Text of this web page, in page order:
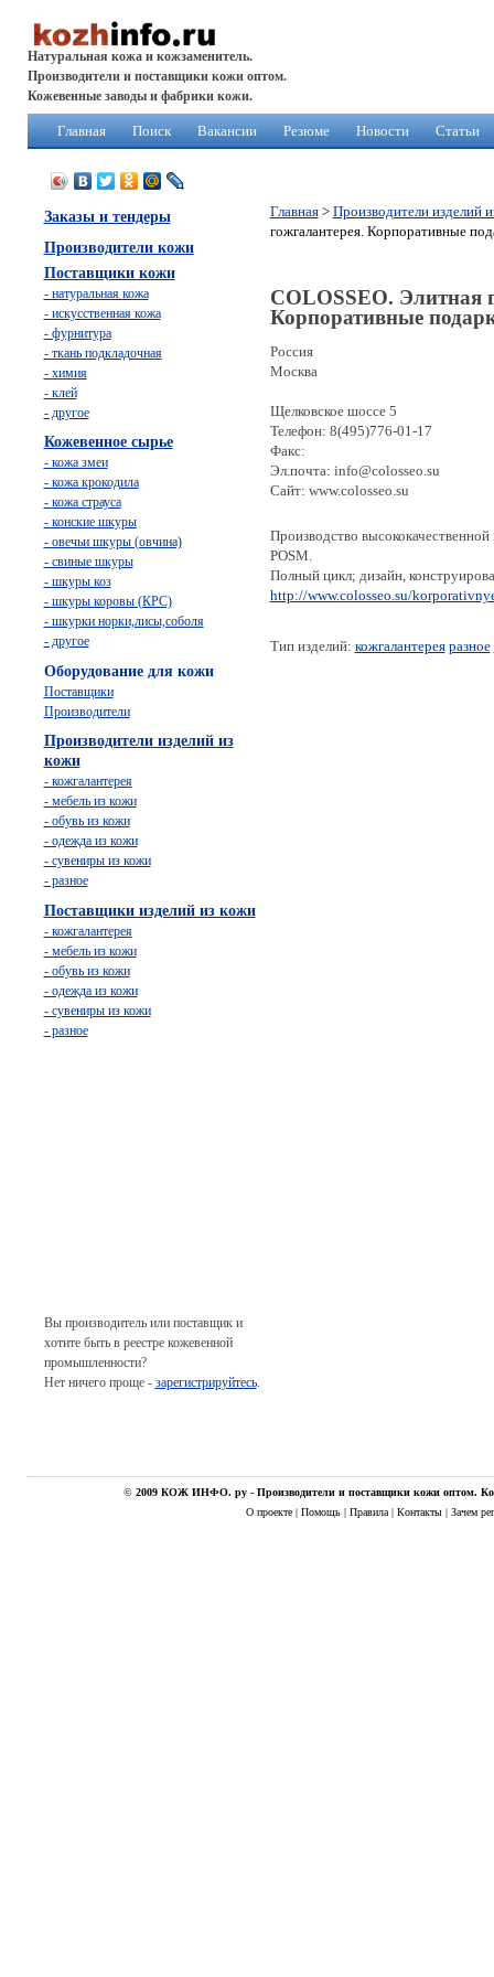
Натуральная кожа и кожзаменитель.
Производители и поставщики кожи оптом.
Кожевенные заводы и фабрики кожи.
Главная Поиск Вакансии Резюме Новости Статьи
Главная> Производители изделий
гожгалантерея. Корпоративные
COLOSSEO. Элитная
Корпоративные
Россия
Москва
Щелковское шоссе 5
Телефон: 8(495)776-01-17
Факс:
Эл.почта: info@colosseo.su
Сайт: www.colosseo.su
Производство
POSM.
Полный цикл; дизайн,
http://www.colosseo.su/
Тип изделий: кожгалантерея разное
Заказы и тендеры
Производители кожи
Поставщики кожи
- натуральная кожа
- искусственная кожа
- фурнитура
- ткань подкладочная
- химия
- клей
- другое
Кожевенное сырье
- кожа змеи
- кожа крокодила
- кожа страуса
- конские шкуры
- овечьи шкуры (овчина)
- свиные шкуры
- шкуры коз
- шкуры коровы (КРС)
- шкурки норки,лисы,соболя
- другое
Оборудование для кожи
Поставщики
Производители
Производители изделий из
кожи
- кожгалантерея
- мебель из кожи
- обувь из кожи
- одежда из кожи
- сувениры из кожи
- разное
Поставщики изделий из кожи
- кожгалантерея
- мебель из кожи
- обувь из кожи
- одежда из кожи
- сувениры из кожи
- разное
Вы производитель или поставщик и
хотите быть в реестре кожевенной
промышленности?
Нет ничего проще - зарегистрируйтесь.
© 2009 КОЖ ИНФО. ру - Производители и поставщики кожи оптом.
О проекте | Помощь | Правила | Контакты | Зачем